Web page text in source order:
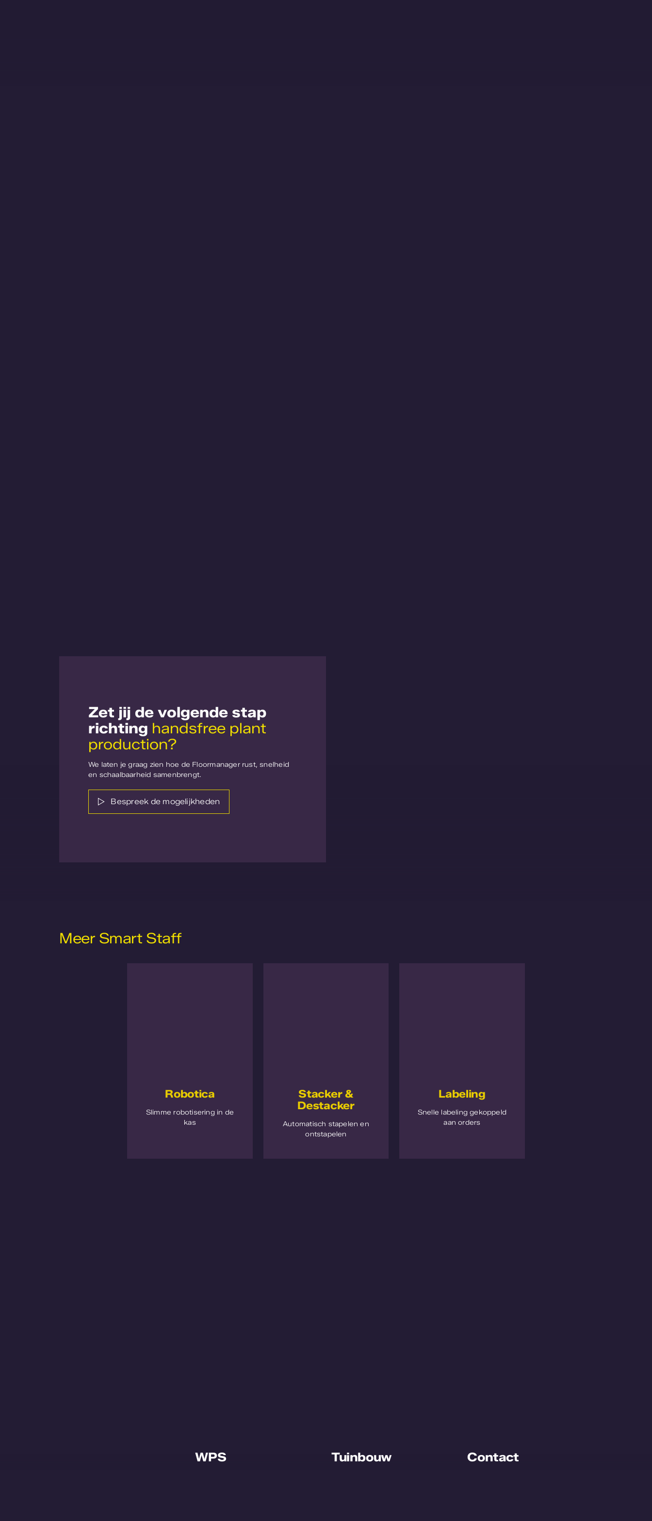
Zet jij de volgende stap
richting handsfree plant
production?
We laten je graag zien hoe de Floormanager rust, snelheid
en schaalbaarheid samenbrengt.
Bespreek de mogelijkheden
Meer Smart Staff
Robotica
Slimme robotisering in de
kas
Stacker &
Destacker
Automatisch stapelen en
ontstapelen
Labeling
Snelle labeling gekoppeld
aan orders
WPS Tuinbouw Contact